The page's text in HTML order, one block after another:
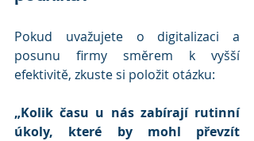
Pokud uvažujete o digitalizaci a
posunu firmy směrem k vyšší
efektivitě, zkuste si položit otázku:
„Kolik času u nás zabírají rutinní
úkoly, které by mohl převzít